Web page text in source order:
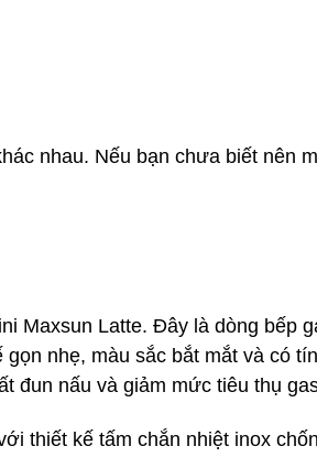
nhau. Nếu bạn chưa biết nên
Maxsun Latte. Đây là dòng bếp
nhẹ, màu sắc bắt mắt và có
đun nấu và giảm mức tiêu thụ
thiết kế tấm chắn nhiệt inox